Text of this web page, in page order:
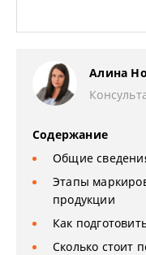
Алина
Содержание
Общие
Этапы
продукции
Как
Сколько стоит